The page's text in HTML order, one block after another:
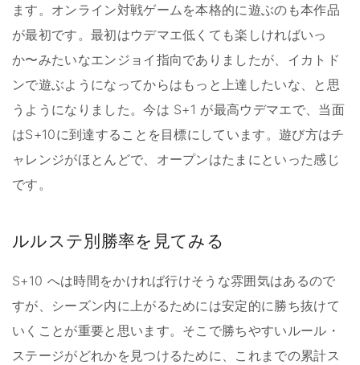
ます。オンライン対戦ゲームを本格的に遊ぶのも本作品
が最初です。最初はウデマエ低くても楽しければいっ
か〜みたいなエンジョイ指向でありましたが、イカトド
ンで遊ぶようになってからはもっと上達したいな、と思
うようになりました。今は S+1 が最高ウデマエで、当面
はS+10に到達することを目標にしています。遊び方はチ
ャレンジがほとんどで、オープンはたまにといった感じ
です。
ルルステ別勝率を見てみる
S+10 へは時間をかければ行けそうな雰囲気はあるので
すが、シーズン内に上がるためには安定的に勝ち抜けて
いくことが重要と思います。そこで勝ちやすいルール・
ステージがどれかを見つけるために、これまでの累計ス